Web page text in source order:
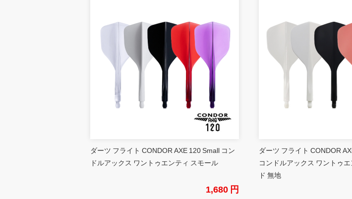
ダーツ フライト CONDOR AXE 120 Small コン
ドルアックス ワントゥエンティ スモール
1,680 円
ダーツ フライト CONDOR
コンドルアックス ワントゥ
ド 無地